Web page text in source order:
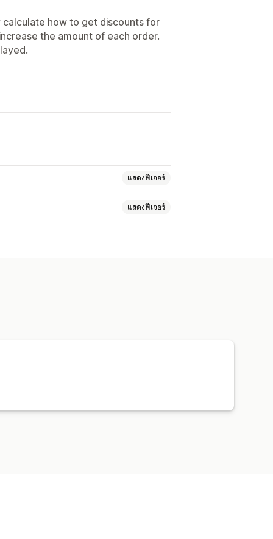
calculate how to get discounts for
the amount of each order.
แสดงฟีเจอร์
แสดงฟีเจอร์